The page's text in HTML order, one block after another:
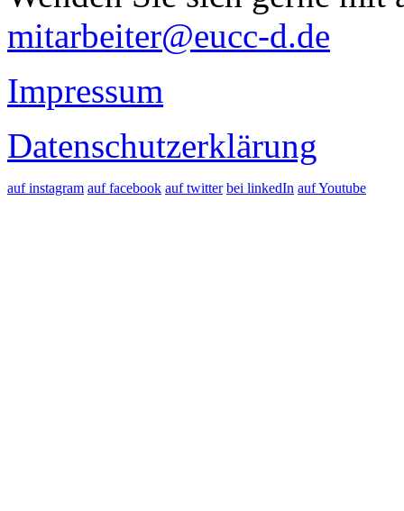
mitarbeiter@eucc-d.de
Impressum
Datenschutzerklärung
auf instagram auf facebook auf twitter bei linkedIn auf Youtube